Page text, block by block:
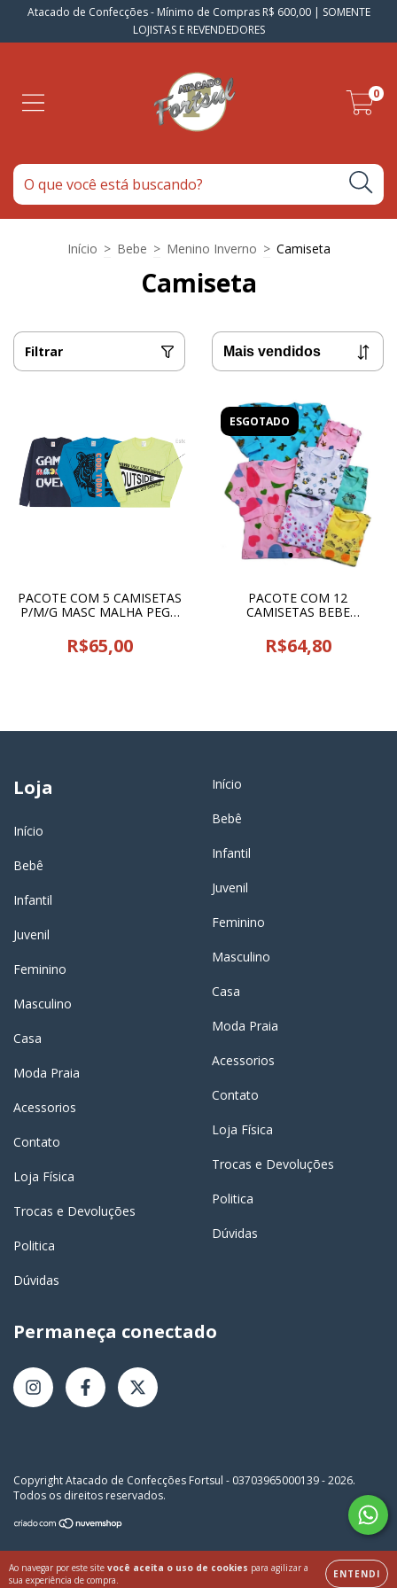
Atacado de Confecções - Mínimo de Compras R$ 600,00 | SOMENTE
LOJISTAS E REVENDEDORES
0
Ao navegar por este site você aceita o uso de cookies para agilizar a
sua experiência de compra.
ENTENDI
Início > Bebe > Menino Inverno > Camiseta
Camiseta
Filtrar
PACOTE COM 5 CAMISETAS
P/M/G MASC MALHA PEGA
R$65,00
ESGOTADO
PACOTE COM 12
CAMISETAS BEBE
00414
R$64,80
Loja
Início
Bebê
Infantil
Juvenil
Feminino
Masculino
Casa
Moda Praia
Acessorios
Contato
Loja Física
Trocas e Devoluções
Politica
Dúvidas
Início
Bebê
Infantil
Juvenil
Feminino
Masculino
Casa
Moda Praia
Acessorios
Contato
Loja Física
Trocas e Devoluções
Politica
Dúvidas
Permaneça conectado
Copyright Atacado de Confecções Fortsul - 03703965000139 - 2026.
Todos os direitos reservados.